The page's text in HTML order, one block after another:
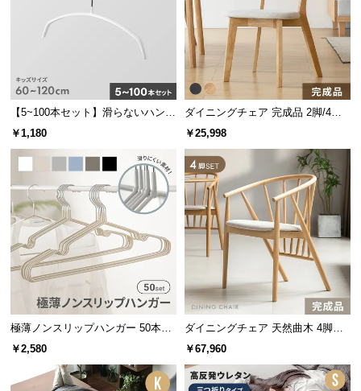
【5~100本セット】滑らないハンガ
ー キッズサイズ
￥1,180
ダイニングチェア 完成品 2脚/4脚
セット
￥25,998
極薄ノンスリップハンガー 50本セ
ット
￥2,580
ダイニングチェア 天然曲木 4脚セ
ット
￥67,960